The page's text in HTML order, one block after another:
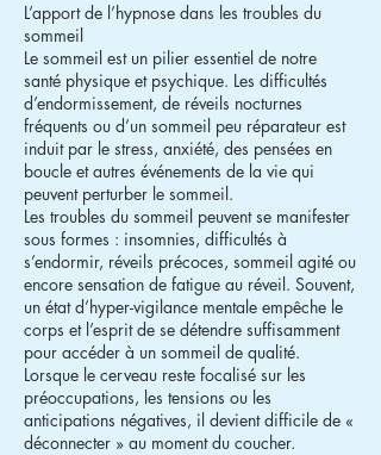
L’apport de l’hypnose dans les troubles du
sommeil
Le sommeil est un pilier essentiel de notre
santé physique et psychique. Les difficultés
d’endormissement, de réveils nocturnes
fréquents ou d’un sommeil peu réparateur est
induit par le stress, anxiété, des pensées en
boucle et autres événements de la vie qui
peuvent perturber le sommeil.
Les troubles du sommeil peuvent se manifester
sous formes : insomnies, difficultés à
s’endormir, réveils précoces, sommeil agité ou
encore sensation de fatigue au réveil. Souvent,
un état d’hyper-vigilance mentale empêche le
corps et l’esprit de se détendre suffisamment
pour accéder à un sommeil de qualité.
Lorsque le cerveau reste focalisé sur les
préoccupations, les tensions ou les
anticipations négatives, il devient difficile de «
déconnecter » au moment du coucher.